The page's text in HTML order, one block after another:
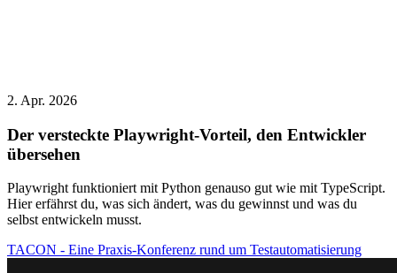
2. Apr. 2026
Der versteckte Playwright-Vorteil, den Entwickler
übersehen
Playwright funktioniert mit Python genauso gut wie mit TypeScript.
Hier erfährst du, was sich ändert, was du gewinnst und was du
selbst entwickeln musst.
TACON - Eine Praxis-Konferenz rund um Testautomatisierung